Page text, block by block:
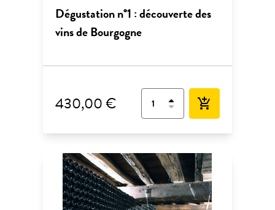
Dégustation n°1 : découverte des
vins de Bourgogne
430,00 € add_shopping_cart